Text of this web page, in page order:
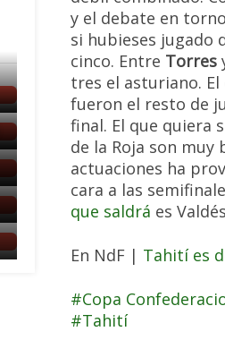
y el debate en
si hubieses jugado
cinco. Entre Torres
tres el asturiano. El
fueron el resto de
final. El que quiera
de la Roja son muy
actuaciones ha
cara a las
que saldrá es
En NdF | Tahití es
Copa
Tahití